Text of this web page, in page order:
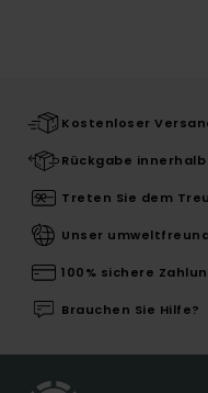
Kostenloser
Rückgabe
Treten Sie dem
Unser
100% sichere
Brauchen Sie Hilfe?